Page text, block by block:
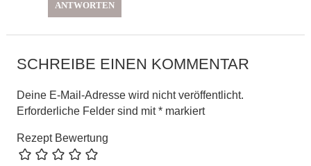
ANTWORTEN
SCHREIBE EINEN KOMMENTAR
Deine E-Mail-Adresse wird nicht veröffentlicht.
Erforderliche Felder sind mit*markiert
Rezept Bewertung